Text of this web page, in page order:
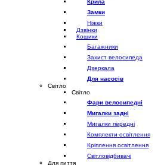
Крила
Замки
Ніжки
Дзвінки
Кошики
Багажники
Захист велосипеда
Дзеркала
Для насосів
Світло
Світло
Фари велосипедні
Мигалки задні
Мигалки передні
Комплекти освітлення
Кріплення освітлення
Світловідбивачі
Для пиття